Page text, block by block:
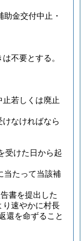
助金交付中止・
不要とする。
若しくは廃止
なければなら
受けた日から起
当たって当該補
書を提出した
り速やかに村長
還を命ずること